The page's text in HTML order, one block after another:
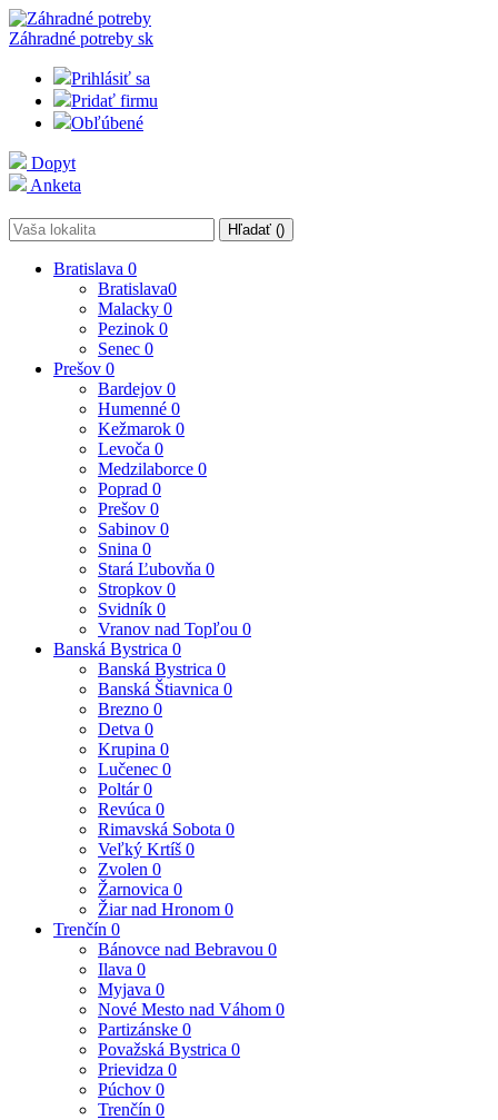
Záhradné potreby sk
Prihlásiť sa
Pridať firmu
Obľúbené
Dopyt
Anketa
Hľadať ()
Bratislava 0
Bratislava0
Malacky 0
Pezinok 0
Senec 0
Prešov 0
Bardejov 0
Humenné 0
Kežmarok 0
Levoča 0
Medzilaborce 0
Poprad 0
Prešov 0
Sabinov 0
Snina 0
Stará Ľubovňa 0
Stropkov 0
Svidník 0
Vranov nad Topľou 0
Banská Bystrica 0
Banská Bystrica 0
Banská Štiavnica 0
Brezno 0
Detva 0
Krupina 0
Lučenec 0
Poltár0
Revúca 0
Rimavská Sobota 0
Veľký Krtíš 0
Zvolen 0
Žarnovica 0
Žiar nad Hronom 0
Trenčín 0
Bánovce nad Bebravou 0
Ilava 0
Myjava 0
Nové Mesto nad Váhom 0
Partizánske 0
Považská Bystrica 0
Prievidza 0
Púchov 0
Trenčín 0